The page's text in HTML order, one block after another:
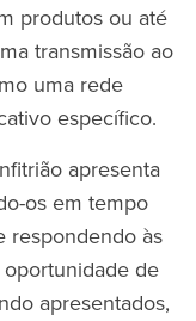
produtos ou até
transmissão ao
uma rede
específico.
apresenta
os em tempo
respondendo às
de
apresentados,